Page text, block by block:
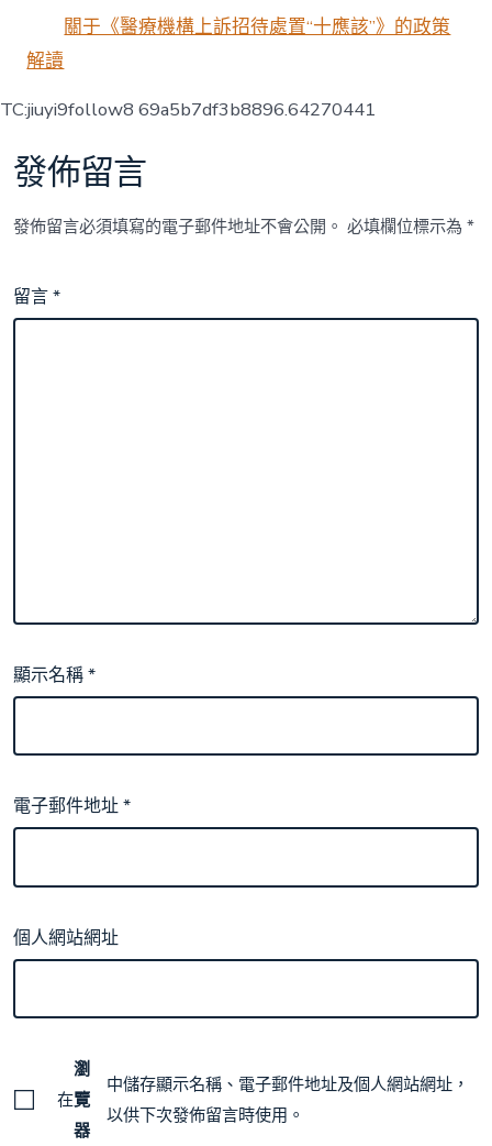
關于《醫療機構上訴招待處置“十應該”》的政策
解讀
TC:jiuyi9follow8 69a5b7df3b8896.64270441
發佈留言
發佈留言必須填寫的電子郵件地址不會公開。 必填欄位標示為*
留言*
顯示名稱*
電子郵件地址*
個人網站網址
在
瀏
覽
器
中儲存顯示名稱、電子郵件地址及個人網站網址，
以供下次發佈留言時使用。